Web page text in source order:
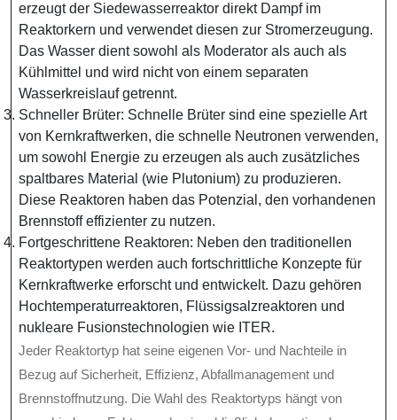
erzeugt der Siedewasserreaktor direkt Dampf im
Reaktorkern und verwendet diesen zur Stromerzeugung.
Das Wasser dient sowohl als Moderator als auch als
Kühlmittel und wird nicht von einem separaten
Wasserkreislauf getrennt.
Schneller Brüter: Schnelle Brüter sind eine spezielle Art
von Kernkraftwerken, die schnelle Neutronen verwenden,
um sowohl Energie zu erzeugen als auch zusätzliches
spaltbares Material (wie Plutonium) zu produzieren.
Diese Reaktoren haben das Potenzial, den vorhandenen
Brennstoff effizienter zu nutzen.
Fortgeschrittene Reaktoren: Neben den traditionellen
Reaktortypen werden auch fortschrittliche Konzepte für
Kernkraftwerke erforscht und entwickelt. Dazu gehören
Hochtemperaturreaktoren, Flüssigsalzreaktoren und
nukleare Fusionstechnologien wie ITER.
Jeder Reaktortyp hat seine eigenen Vor- und Nachteile in
Bezug auf Sicherheit, Effizienz, Abfallmanagement und
Brennstoffnutzung. Die Wahl des Reaktortyps hängt von